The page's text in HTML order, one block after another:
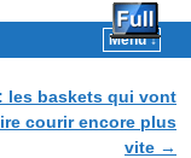
Menu ↓
les baskets qui vont
courir encore plus
vite →